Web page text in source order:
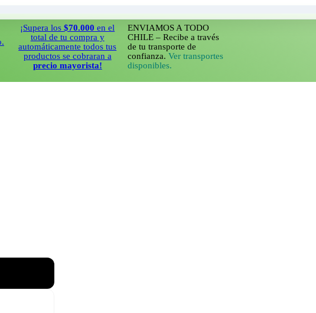
¡Supera los$70.000en el
total de tu compra y
todos tus
productos se cobraran a
precio mayorista!
ENVIAMOS A TODO
CHILE – Recibe a través
de tu transporte de
confianza.Ver transportes
disponibles.